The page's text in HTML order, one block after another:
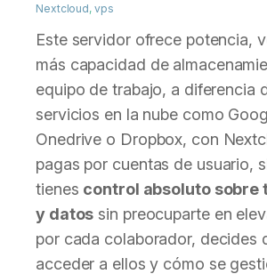
Nextcloud, vps
Este servidor ofrece potencia,
más capacidad de
equipo de trabajo, a diferencia
servicios en la nube como
Onedrive o Dropbox, con
pagas por cuentas de usuario,
tienes control absoluto sobre
y datos sin preocuparte en
por cada colaborador, decides
acceder a ellos y cómo se